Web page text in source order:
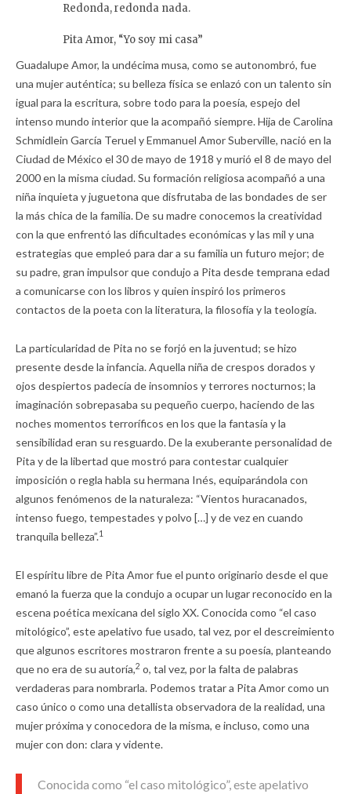
Redonda, redonda nada.
Pita Amor, “Yo soy mi casa”
Guadalupe Amor, la undécima musa, como se autonombró, fue
una mujer auténtica; su belleza física se enlazó con un talento sin
igual para la escritura, sobre todo para la poesía, espejo del
intenso mundo interior que la acompañó siempre. Hija de Carolina
Schmidlein García Teruel y Emmanuel Amor Suberville, nació en la
Ciudad de México el 30 de mayo de 1918 y murió el 8 de mayo del
2000 en la misma ciudad. Su formación religiosa acompañó a una
niña inquieta y juguetona que disfrutaba de las bondades de ser
la más chica de la familia. De su madre conocemos la creatividad
con la que enfrentó las dificultades económicas y las mil y una
estrategias que empleó para dar a su familia un futuro mejor; de
su padre, gran impulsor que condujo a Pita desde temprana edad
a comunicarse con los libros y quien inspiró los primeros
contactos de la poeta con la literatura, la filosofía y la teología.
La particularidad de Pita no se forjó en la juventud; se hizo
presente desde la infancia. Aquella niña de crespos dorados y
ojos despiertos padecía de insomnios y terrores nocturnos; la
imaginación sobrepasaba su pequeño cuerpo, haciendo de las
noches momentos terroríficos en los que la fantasía y la
sensibilidad eran su resguardo. De la exuberante personalidad de
Pita y de la libertad que mostró para contestar cualquier
imposición o regla habla su hermana Inés, equiparándola con
algunos fenómenos de la naturaleza: “Vientos huracanados,
intenso fuego, tempestades y polvo […] y de vez en cuando
tranquila belleza”.1
El espíritu libre de Pita Amor fue el punto originario desde el que
emanó la fuerza que la condujo a ocupar un lugar reconocido en la
escena poética mexicana del siglo XX. Conocida como “el caso
mitológico”, este apelativo fue usado, tal vez, por el descreimiento
que algunos escritores mostraron frente a su poesía, planteando
que no era de su autoría,2 o, tal vez, por la falta de palabras
verdaderas para nombrarla. Podemos tratar a Pita Amor como un
caso único o como una detallista observadora de la realidad, una
mujer próxima y conocedora de la misma, e incluso, como una
mujer con don: clara y vidente.
Conocida como “el caso mitológico”, este apelativo